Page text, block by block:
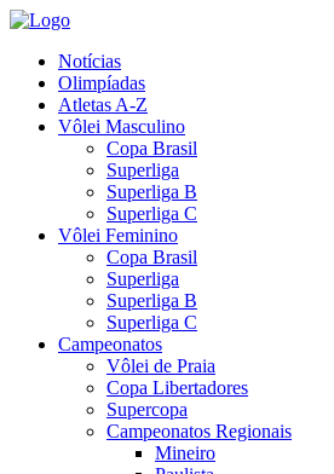
Notícias
Olimpíadas
Atletas A-Z
Vôlei Masculino
Copa Brasil
Superliga
Superliga B
Superliga C
Vôlei Feminino
Copa Brasil
Superliga
Superliga B
Superliga C
Campeonatos
Vôlei de Praia
Copa Libertadores
Supercopa
Campeonatos Regionais
Mineiro